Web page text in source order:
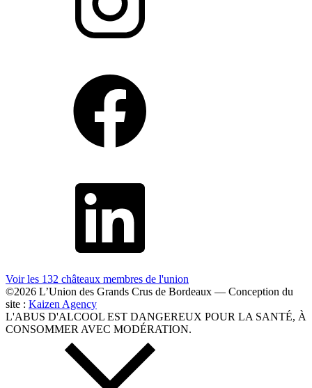
Voir les 132 châteaux membres de l'union
©2026 L’Union des Grands Crus de Bordeaux — Conception du
site : Kaizen Agency
L'ABUS D'ALCOOL EST DANGEREUX POUR LA SANTÉ, À
CONSOMMER AVEC MODÉRATION.